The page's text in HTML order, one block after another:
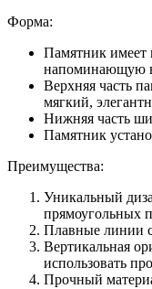
Форма:
Памятник имеет
напоминающую
Верхняя часть
мягкий,
Нижняя часть
Памятник
Преимущества:
Уникальный
прямоугольных
Плавные линии
Вертикальная
использовать
Прочный